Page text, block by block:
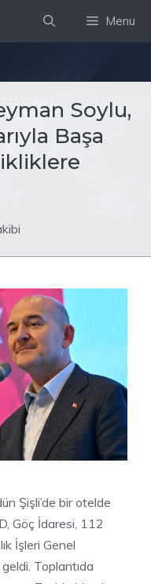
Menu
Soylu,
Başa
Şişli’de bir otelde
Göç İdaresi, 112
İşleri Genel
Toplantıda